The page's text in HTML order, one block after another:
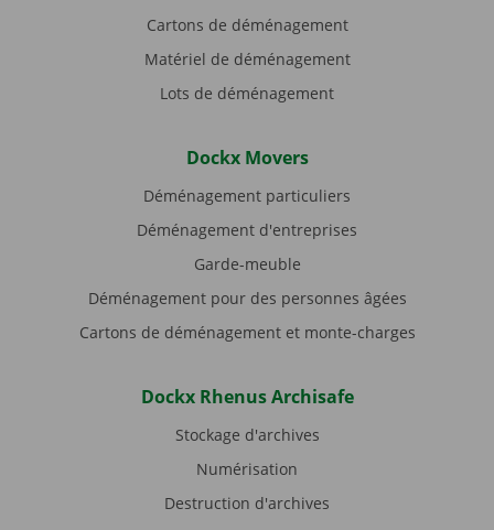
Cartons de déménagement
Matériel de déménagement
Lots de déménagement
Dockx Movers
Déménagement particuliers
Déménagement d'entreprises
Garde-meuble
Déménagement pour des personnes âgées
Cartons de déménagement et monte-charges
Dockx Rhenus Archisafe
Stockage d'archives
Numérisation
Destruction d'archives